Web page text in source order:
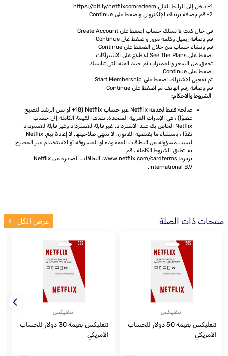
1-ادخل إلى الرابط التالي
https://bit.ly/netflixcomredeem
2- قم بإضافة بريدك الإلكتروني واضغط على Continue
في حال كنت لا تمتلك حساب اضغط على Create Account
قم بإضافة إيميل وكلمه مرور واضغط على Continue
قم بإنشاء حساب من خلال الضغط على Continue
اضغط على See The Plans للاطلاع على الاشتراكات
تحقق من السعر والمميزات ثم حدد الفئة التي تناسبك
اضغط على Continue
تم تفعيل الاشتراك اضغط على Start Membership
قم بإضافة رقم الهاتف ثم اضغط على Continue
الشروط والاحكام:
صالحة فقط لخدمة Netflix عبر حساب Netflix (18+ أو سن الرشد لتصبح
عضوًا) ، في الإمارات العربية المتحدة. تضاف القيمة الكاملة إلى حساب
Netflix الخاص بك عند الاسترداد. غير قابلة للاسترداد وغير قابلة للاسترداد
نقدًا ، باستثناء ما يقتضيه القانون. لا تنتهي صلاحيتها. لا إعادة بيع. Netflix
ليست مسؤولة عن البطاقات المفقودة أو المسروقة أو الاستخدام غير المصرح
به. تطبق الشروط الكاملة ، قم
بزيارة: www.netflix.com/cardterms.
البطاقات الصادرة عن Netflix
International B.V.
منتجات ذات الصلة عرض الكل
نتفليكس
نتفليكس بقيمة 50 دولار للحساب
الامريكي
نتفليكس
نتفليكس بقيمة 30 دولار للحساب
الامريكي